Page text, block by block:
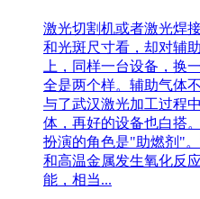
激光切割机或者激光焊
和光斑尺寸看，却对辅
上，同样一台设备，换
全是两个样。辅助气体
与了武汉激光加工过程
体，再好的设备也白搭
扮演的角色是"助燃剂"
和高温金属发生氧化反
能，相当...